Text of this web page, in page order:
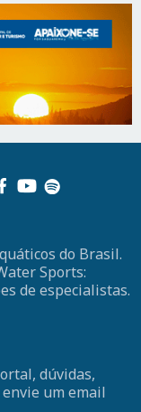
do Brasil.
Sports:
de especialistas.
dúvidas,
um email